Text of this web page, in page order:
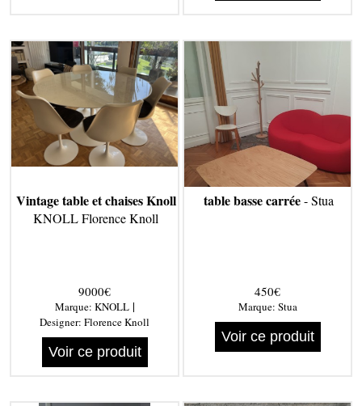
Vintage table et chaises Knoll
KNOLL Florence Knoll
9000€
Marque: KNOLL|
Designer: Florence Knoll
Voir ce produit
table basse carrée- Stua
450€
Marque: Stua
Voir ce produit